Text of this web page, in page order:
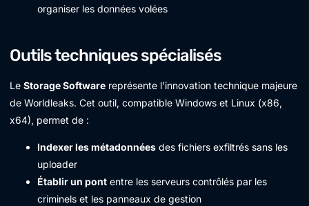
organiser les données volées
Outils techniques spécialisés
Le Storage Software représente l’innovation technique majeure
de Worldleaks. Cet outil, compatible Windows et Linux (x86,
x64), permet de :
Indexer les métadonnées des fichiers exfiltrés sans les
uploader
Établir un pont entre les serveurs contrôlés par les
criminels et les panneaux de gestion